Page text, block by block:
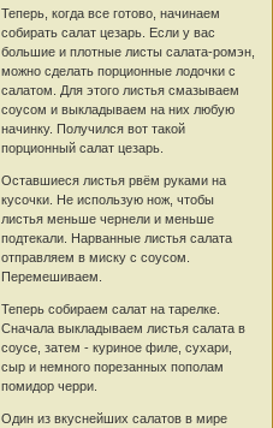
Теперь, когда все готово, начинаем
собирать салат цезарь. Если у вас
большие и плотные листы салата-ромэн,
можно сделать порционные лодочки с
салатом. Для этого листья смазываем
соусом и выкладываем на них любую
начинку. Получился вот такой
порционный салат цезарь.
Оставшиеся листья рвём руками на
кусочки. Не использую нож, чтобы
листья меньше чернели и меньше
подтекали. Нарванные листья салата
отправляем в миску с соусом.
Перемешиваем.
Теперь собираем салат на тарелке.
Сначала выкладываем листья салата в
соусе, затем - куриное филе, сухари,
сыр и немного порезанных пополам
помидор черри.
Один из вкуснейших салатов в мире